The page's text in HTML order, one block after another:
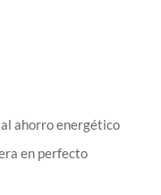
ahorro energético
en perfecto